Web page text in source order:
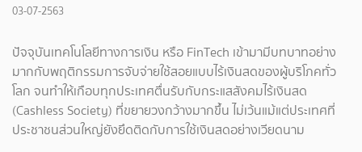
03-07-2563
ปัจจุบันเทคโนโลยีทางการเงิน หรือ FinTech เข้ามามีบทบาทอย่าง
มากกับพฤติกรรมการจับจ่ายใช้สอยแบบไร้เงินสดของผู้บริโภคทั่ว
โลก จนทำให้เกือบทุกประเทศตื่นรับกับกระแสสังคมไร้เงินสด
(Cashless Society) ที่ขยายวงกว้างมากขึ้น ไม่เว้นแม้แต่ประเทศที่
ประชาชนส่วนใหญ่ยังยึดติดกับการใช้เงินสดอย่างเวียดนาม